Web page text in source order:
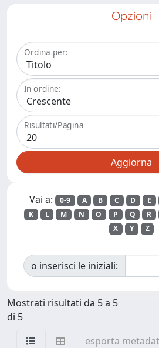
Opzioni
Ordina per:
In ordine:
Risultati/Pagina
Vai a: 0-9 A B C D E
K
L M N O P Q R
X
Y Z
o inserisci le iniziali:
Mostrati risultati da 5 a 5
di 5
esporta